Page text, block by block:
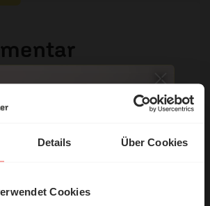
Details Über Cookies
Cookies
/ ERF